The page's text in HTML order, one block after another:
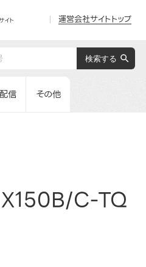
イト 運営会社サイトトップ
配信 その他
C-TQ